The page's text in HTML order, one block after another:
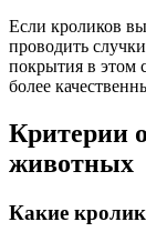
Если кроликов
проводить
покрытия в этом
более
Критерии
животных
Какие